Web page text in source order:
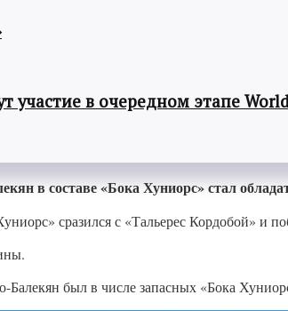
в очередном этапе
в составе «Бока Хуниорс» стал
сразился с «Тальерес Кордобой» и
был в числе запасных «Бока